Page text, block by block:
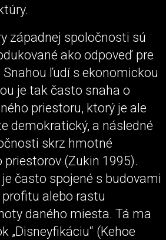
západnej spoločnosti sú
ako odpoveď pre
ľudí s ekonomickou
je tak často snaha o
priestoru, ktorý je ale
demokratický, a následné
skrz hmotné
(Zukin 1995).
často spojené s budovami
alebo rastu
daného miesta. Tá ma
„Disneyfikáciu“ (Kehoe